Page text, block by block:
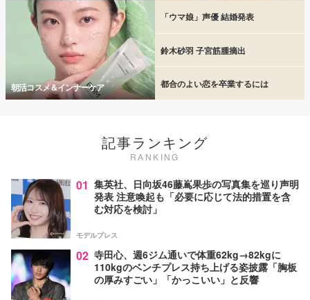
朝活コスメ＆インナーケア
「ウマ娘」声優 結婚発表
鈴木砂羽 子宮筋腫摘出
都合のよい恋を卒業するには
記事ランキング
RANKING
01 集英社、日向坂46藤嶌果歩の写真集を巡り声明
発表 注意喚起も「必要に応じて法的措置を含
む対応を検討」
モデルプレス
02 寺田心、週6ジム通いで体重62kg→82kgに
110kgのベンチプレス持ち上げる姿披露「胸板
の厚みすごい」「かっこいい」と反響